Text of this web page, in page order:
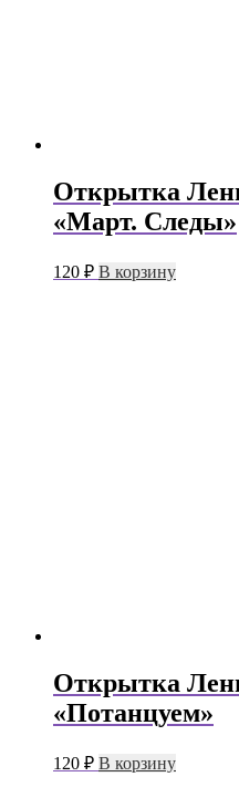
Открытка
«Март. Следы»
120 ₽ В корзину
Открытка
«Потанцуем»
120 ₽ В корзину